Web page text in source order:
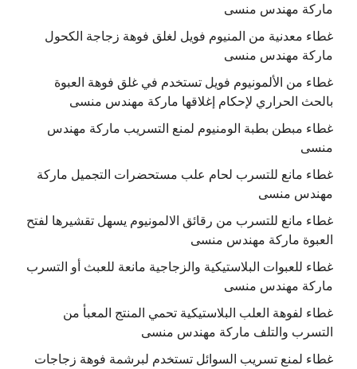
ماركة مهندس منسى
غطاء معدنية من المنيوم فويل لغلق فوهة زجاجة الكحول
ماركة مهندس منسى
غطاء من الألمونيوم فويل تستخدم في غلق فوهة العبوة
بالحث الحراري لإحكام إغلاقها ماركة مهندس منسى
غطاء مبطن بطبة الومنيوم لمنع التسريب ماركة مهندس
منسى
غطاء مانع للتسرب لحام علب مستحضرات التجميل ماركة
مهندس منسى
غطاء مانع للتسرب من رقائق الالمونيوم يسهل تقشيرها لفتح
العبوة ماركة مهندس منسى
غطاء للعبوات البلاستيكية والزجاجية مانعة للعبث أو التسرب
ماركة مهندس منسى
غطاء لفوهة العلب البلاستيكية تحمي المنتج المعبأ من
التسرب والتلف ماركة مهندس منسى
غطاء لمنع تسريب السوائل تستخدم لبرشمة فوهة زجاجات